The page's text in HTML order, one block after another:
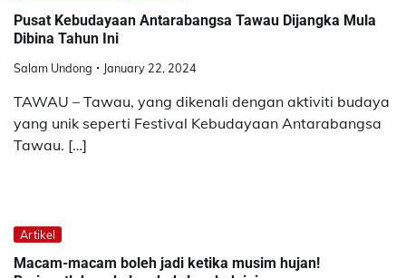
Pusat Kebudayaan Antarabangsa Tawau Dijangka Mula
Dibina Tahun Ini
Salam Undong January 22, 2024
TAWAU – Tawau, yang dikenali dengan aktiviti budaya
yang unik seperti Festival Kebudayaan Antarabangsa
Tawau. […]
Artikel
Macam-macam boleh jadi ketika musim hujan!